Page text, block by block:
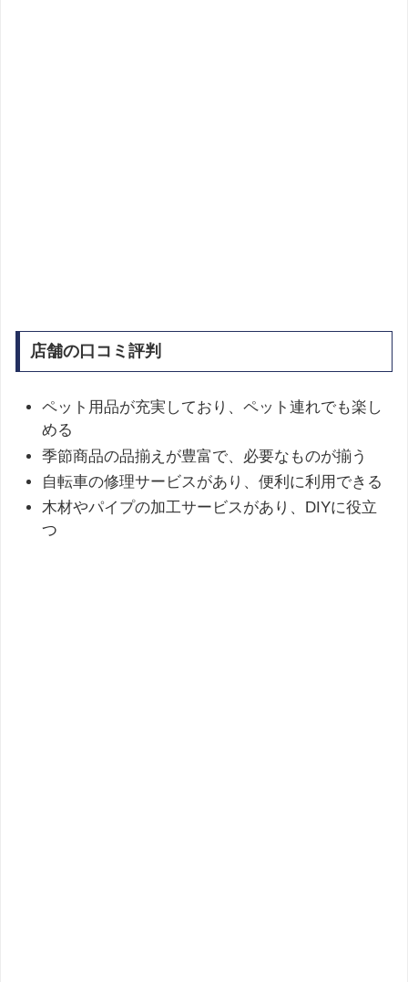
店舗の口コミ評判
ペット用品が充実しており、ペット連れでも楽し
める
季節商品の品揃えが豊富で、必要なものが揃う
自転車の修理サービスがあり、便利に利用できる
木材やパイプの加工サービスがあり、DIYに役立
つ